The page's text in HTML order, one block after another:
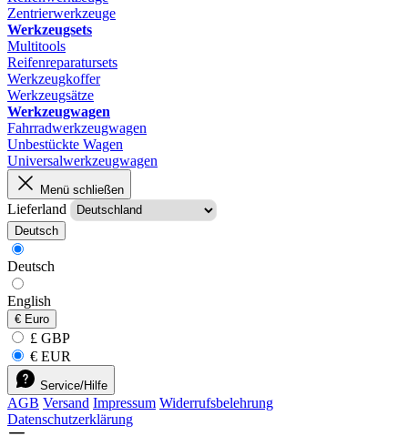
Zentrierwerkzeuge
Werkzeugsets
Multitools
Reifenreparatursets
Werkzeugkoffer
Werkzeugsätze
Werkzeugwagen
Fahrradwerkzeugwagen
Unbestückte Wagen
Universalwerkzeugwagen
Menü schließen
Lieferland
Deutsch
Deutsch
English
€ Euro
£ GBP
€ EUR
Service/Hilfe
AGB Versand Impressum Widerrufsbelehrung
Datenschutzerklärung